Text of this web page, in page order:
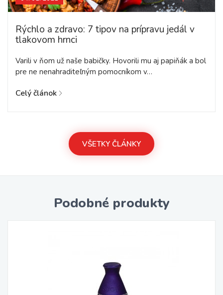
Rýchlo a zdravo: 7 tipov na prípravu jedál v
tlakovom hrnci
Varili v ňom už naše babičky. Hovorili mu aj papiňák a bol
pre ne nenahraditeľným pomocníkom v…
Celý článok
VŠETKY ČLÁNKY
Podobné produkty